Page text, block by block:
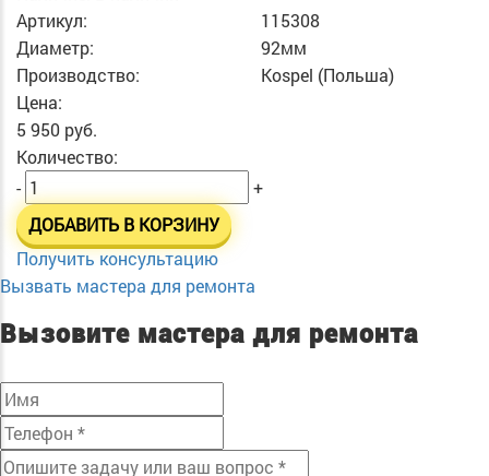
Артикул:
115308
Диаметр:
92мм
Производство:
Kospel (Польша)
Цена:
5 950 руб.
Количество:
-
+
ДОБАВИТЬ В КОРЗИНУ
Получить консультацию
Вызвать мастера для ремонта
Вызовите мастера для ремонта